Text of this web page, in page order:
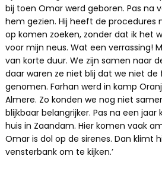
bij toen Omar werd geboren. Pas na
hem gezien. Hij heeft de procedures
op komen zoeken, zonder dat ik het
voor mijn neus. Wat een verrassing!
van korte duur. We zijn samen naar
daar waren ze niet blij dat we niet
genomen. Farhan werd in kamp
Almere. Zo konden we nog niet
blijkbaar belangrijker. Pas na een
huis in Zaandam. Hier komen vaak
Omar is dol op de sirenes. Dan klimt
vensterbank om te kijken.’